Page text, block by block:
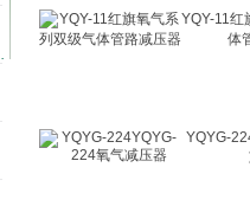
YQY-11红
体
YQYG-